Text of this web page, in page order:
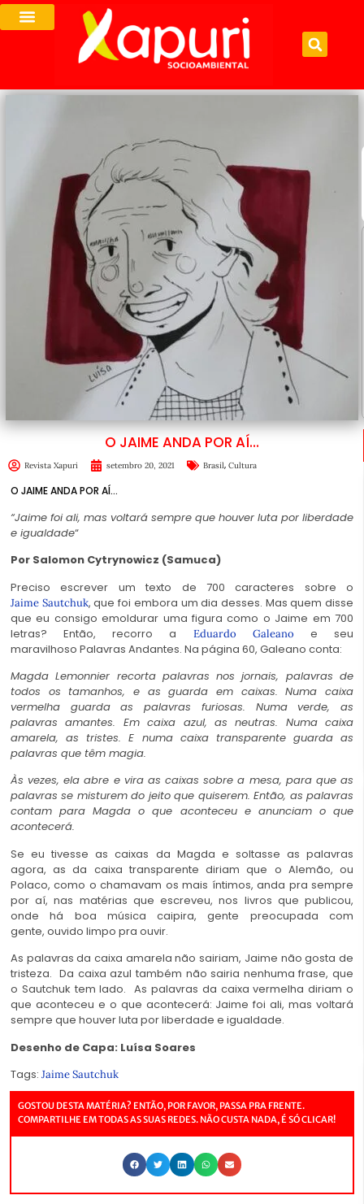
O JAIME ANDA POR AÍ…
Revista Xapuri setembro 20, 2021 Brasil, Cultura
O JAIME ANDA POR AÍ…
“Jaime foi ali, mas voltará sempre que houver luta por liberdade
e igualdade“
Por Salomon Cytrynowicz (Samuca)
Preciso escrever um texto de 700 caracteres sobre o
Jaime Sautchuk, que foi embora um dia desses. Mas quem disse
que eu consigo emoldurar uma figura como o Jaime em 700
letras? Então, recorro a Eduardo Galeano
e seu
maravilhoso Palavras Andantes. Na página 60, Galeano conta:
Magda Lemonnier recorta palavras nos jornais, palavras de
todos os tamanhos, e as guarda em caixas. Numa caixa
vermelha guarda as palavras furiosas. Numa verde, as
palavras amantes. Em caixa azul, as neutras. Numa caixa
amarela, as tristes. E numa caixa transparente guarda as
palavras que têm magia.
Às vezes, ela abre e vira as caixas sobre a mesa, para que as
palavras se misturem do jeito que quiserem. Então, as palavras
contam para Magda o que aconteceu e anunciam o que
acontecerá.
Se eu tivesse as caixas da Magda e soltasse as palavras
agora, as da caixa transparente diriam que o Alemão, ou
Polaco, como o chamavam os mais íntimos, anda pra sempre
por aí, nas matérias que escreveu, nos livros que publicou,
onde há boa música caipira, gente preocupada com
gente, ouvido limpo pra ouvir.
As palavras da caixa amarela não sairiam, Jaime não gosta de
tristeza. Da caixa azul também não sairia nenhuma frase, que
o Sautchuk tem lado. As palavras da caixa vermelha diriam o
que aconteceu e o que acontecerá: Jaime foi ali, mas voltará
sempre que houver luta por liberdade e igualdade.
Desenho de Capa: Luísa Soares
Tags: Jaime Sautchuk
GOSTOU DESTA MATÉRIA? ENTÃO, POR FAVOR, PASSA PRA FRENTE.
COMPARTILHE EM TODAS AS SUAS REDES. NÃO CUSTA NADA, É SÓ CLICAR!